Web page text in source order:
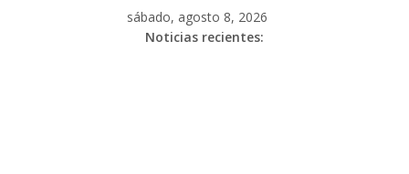
sábado, agosto 8, 2026
Noticias recientes: